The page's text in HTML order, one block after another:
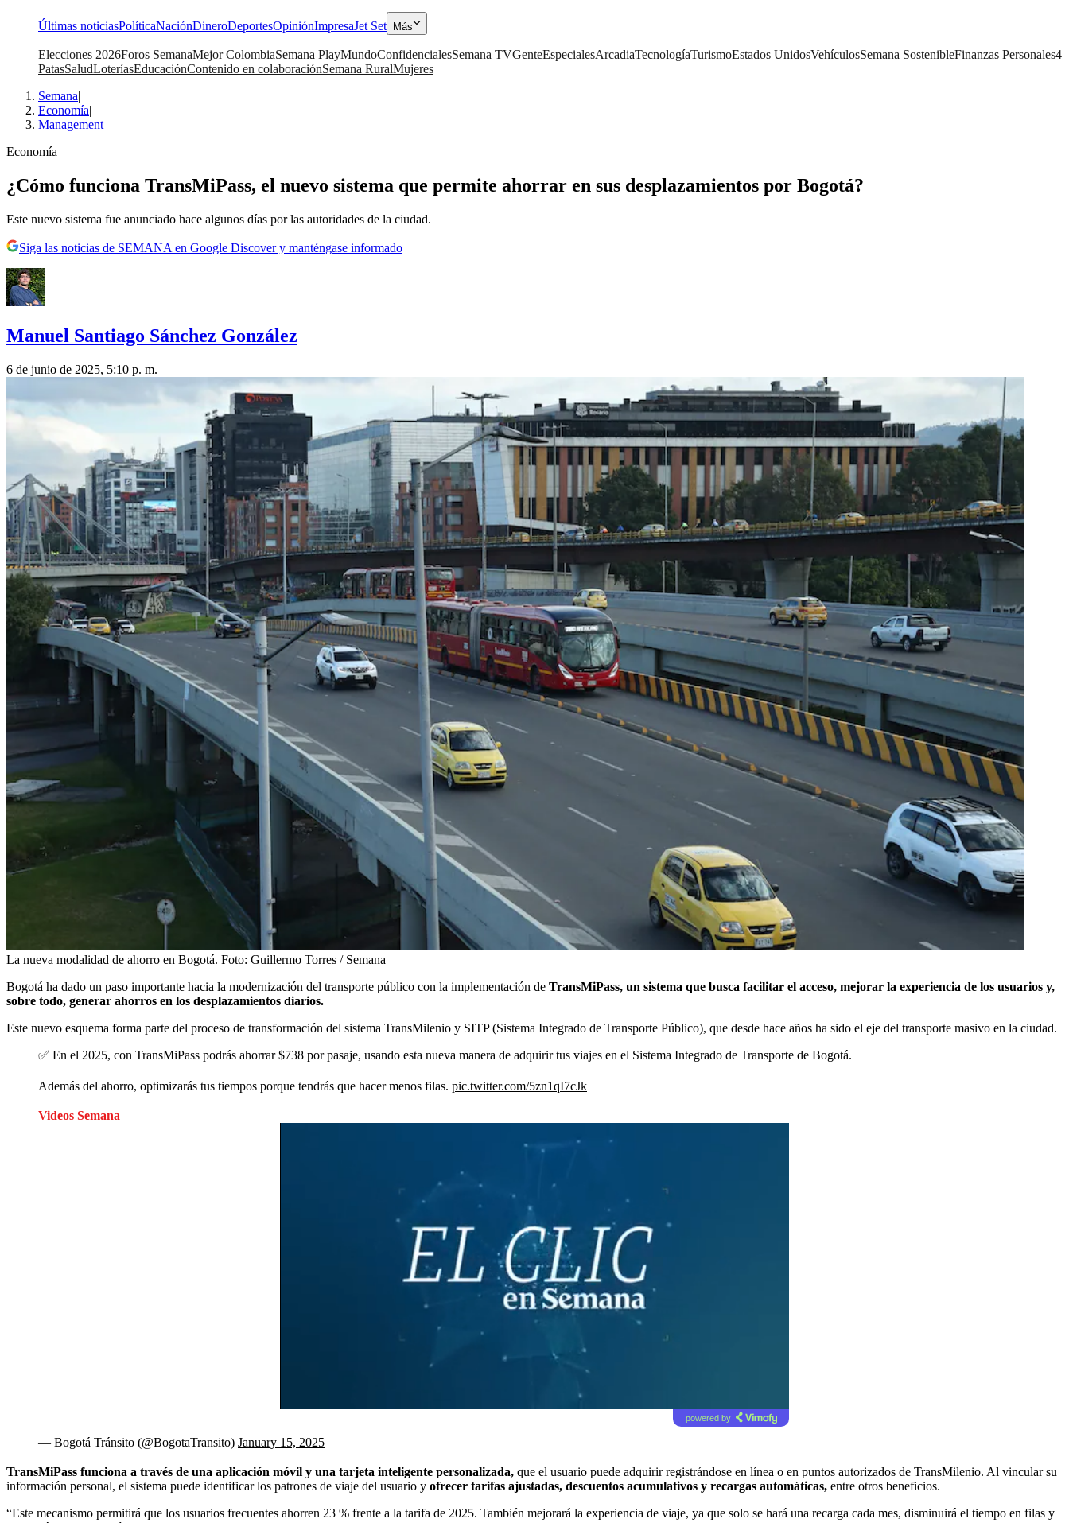
Últimas noticiasPolíticaNaciónDineroDeportesOpiniónImpresaJet Set Más
Elecciones 2026Foros SemanaMejor ColombiaSemana PlayMundoConfidencialesSemana TVGenteEspecialesArcadiaTecnologíaTurismoEstados UnidosVehículosSemana SostenibleFinanzas Personales4
PatasSaludLoteríasEducaciónContenido en colaboraciónSemana RuralMujeres
Semana|
Economía|
Management
Economía
¿Cómo funciona TransMiPass, el nuevo sistema que permite ahorrar en sus desplazamientos por Bogotá?
Este nuevo sistema fue anunciado hace algunos días por las autoridades de la ciudad.
Siga las noticias de SEMANA en Google Discover y manténgase informado
Manuel Santiago Sánchez González
6 de junio de 2025, 5:10 p. m.
La nueva modalidad de ahorro en Bogotá. Foto: Guillermo Torres / Semana
Bogotá ha dado un paso importante hacia la modernización del transporte público con la implementación de TransMiPass, un sistema que busca facilitar el acceso, mejorar la experiencia de los usuarios y,
sobre todo, generar ahorros en los desplazamientos diarios.
Este nuevo esquema forma parte del proceso de transformación del sistema TransMilenio y SITP (Sistema Integrado de Transporte Público), que desde hace años ha sido el eje del transporte masivo en la ciudad.
✅ En el 2025, con TransMiPass podrás ahorrar $738 por pasaje, usando esta nueva manera de adquirir tus viajes en el Sistema Integrado de Transporte de Bogotá.
Además del ahorro, optimizarás tus tiempos porque tendrás que hacer menos filas. pic.twitter.com/5zn1qI7cJk
Videos Semana
powered by
— Bogotá Tránsito (@BogotaTransito) January 15, 2025
TransMiPass funciona a través de una aplicación móvil y una tarjeta inteligente personalizada, que el usuario puede adquirir registrándose en línea o en puntos autorizados de TransMilenio. Al vincular su
información personal, el sistema puede identificar los patrones de viaje del usuario y ofrecer tarifas ajustadas, descuentos acumulativos y recargas automáticas, entre otros beneficios.
“Este mecanismo permitirá que los usuarios frecuentes ahorren 23 % frente a la tarifa de 2025. También mejorará la experiencia de viaje, ya que solo se hará una recarga cada mes, disminuirá el tiempo en filas y